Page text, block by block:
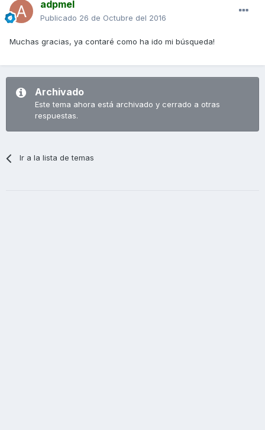
adpmel
Publicado 26 de Octubre del 2016
Muchas gracias, ya contaré como ha ido mi búsqueda!
Archivado
Este tema ahora está archivado y cerrado a otras
respuestas.
Ir a la lista de temas